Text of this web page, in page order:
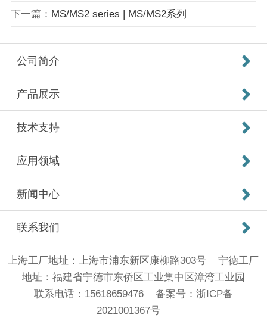
下一篇： MS/MS2 series | MS/MS2系列
公司简介
产品展示
技术支持
应用领域
新闻中心
联系我们
上海工厂地址：上海市浦东新区康柳路303号 宁德工厂
地址：福建省宁德市东侨区工业集中区漳湾工业园
联系电话：15618659476 备案号： 浙ICP备
2021001367号